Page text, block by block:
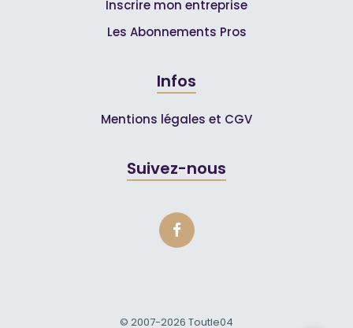
Inscrire mon entreprise
Les Abonnements Pros
Infos
Mentions légales et CGV
Suivez-nous
© 2007-2026 Toutle04